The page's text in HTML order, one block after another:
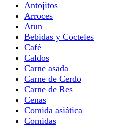
Antojitos
Arroces
Atun
Bebidas y Cocteles
Café
Caldos
Carne asada
Carne de Cerdo
Carne de Res
Cenas
Comida asiática
Comidas